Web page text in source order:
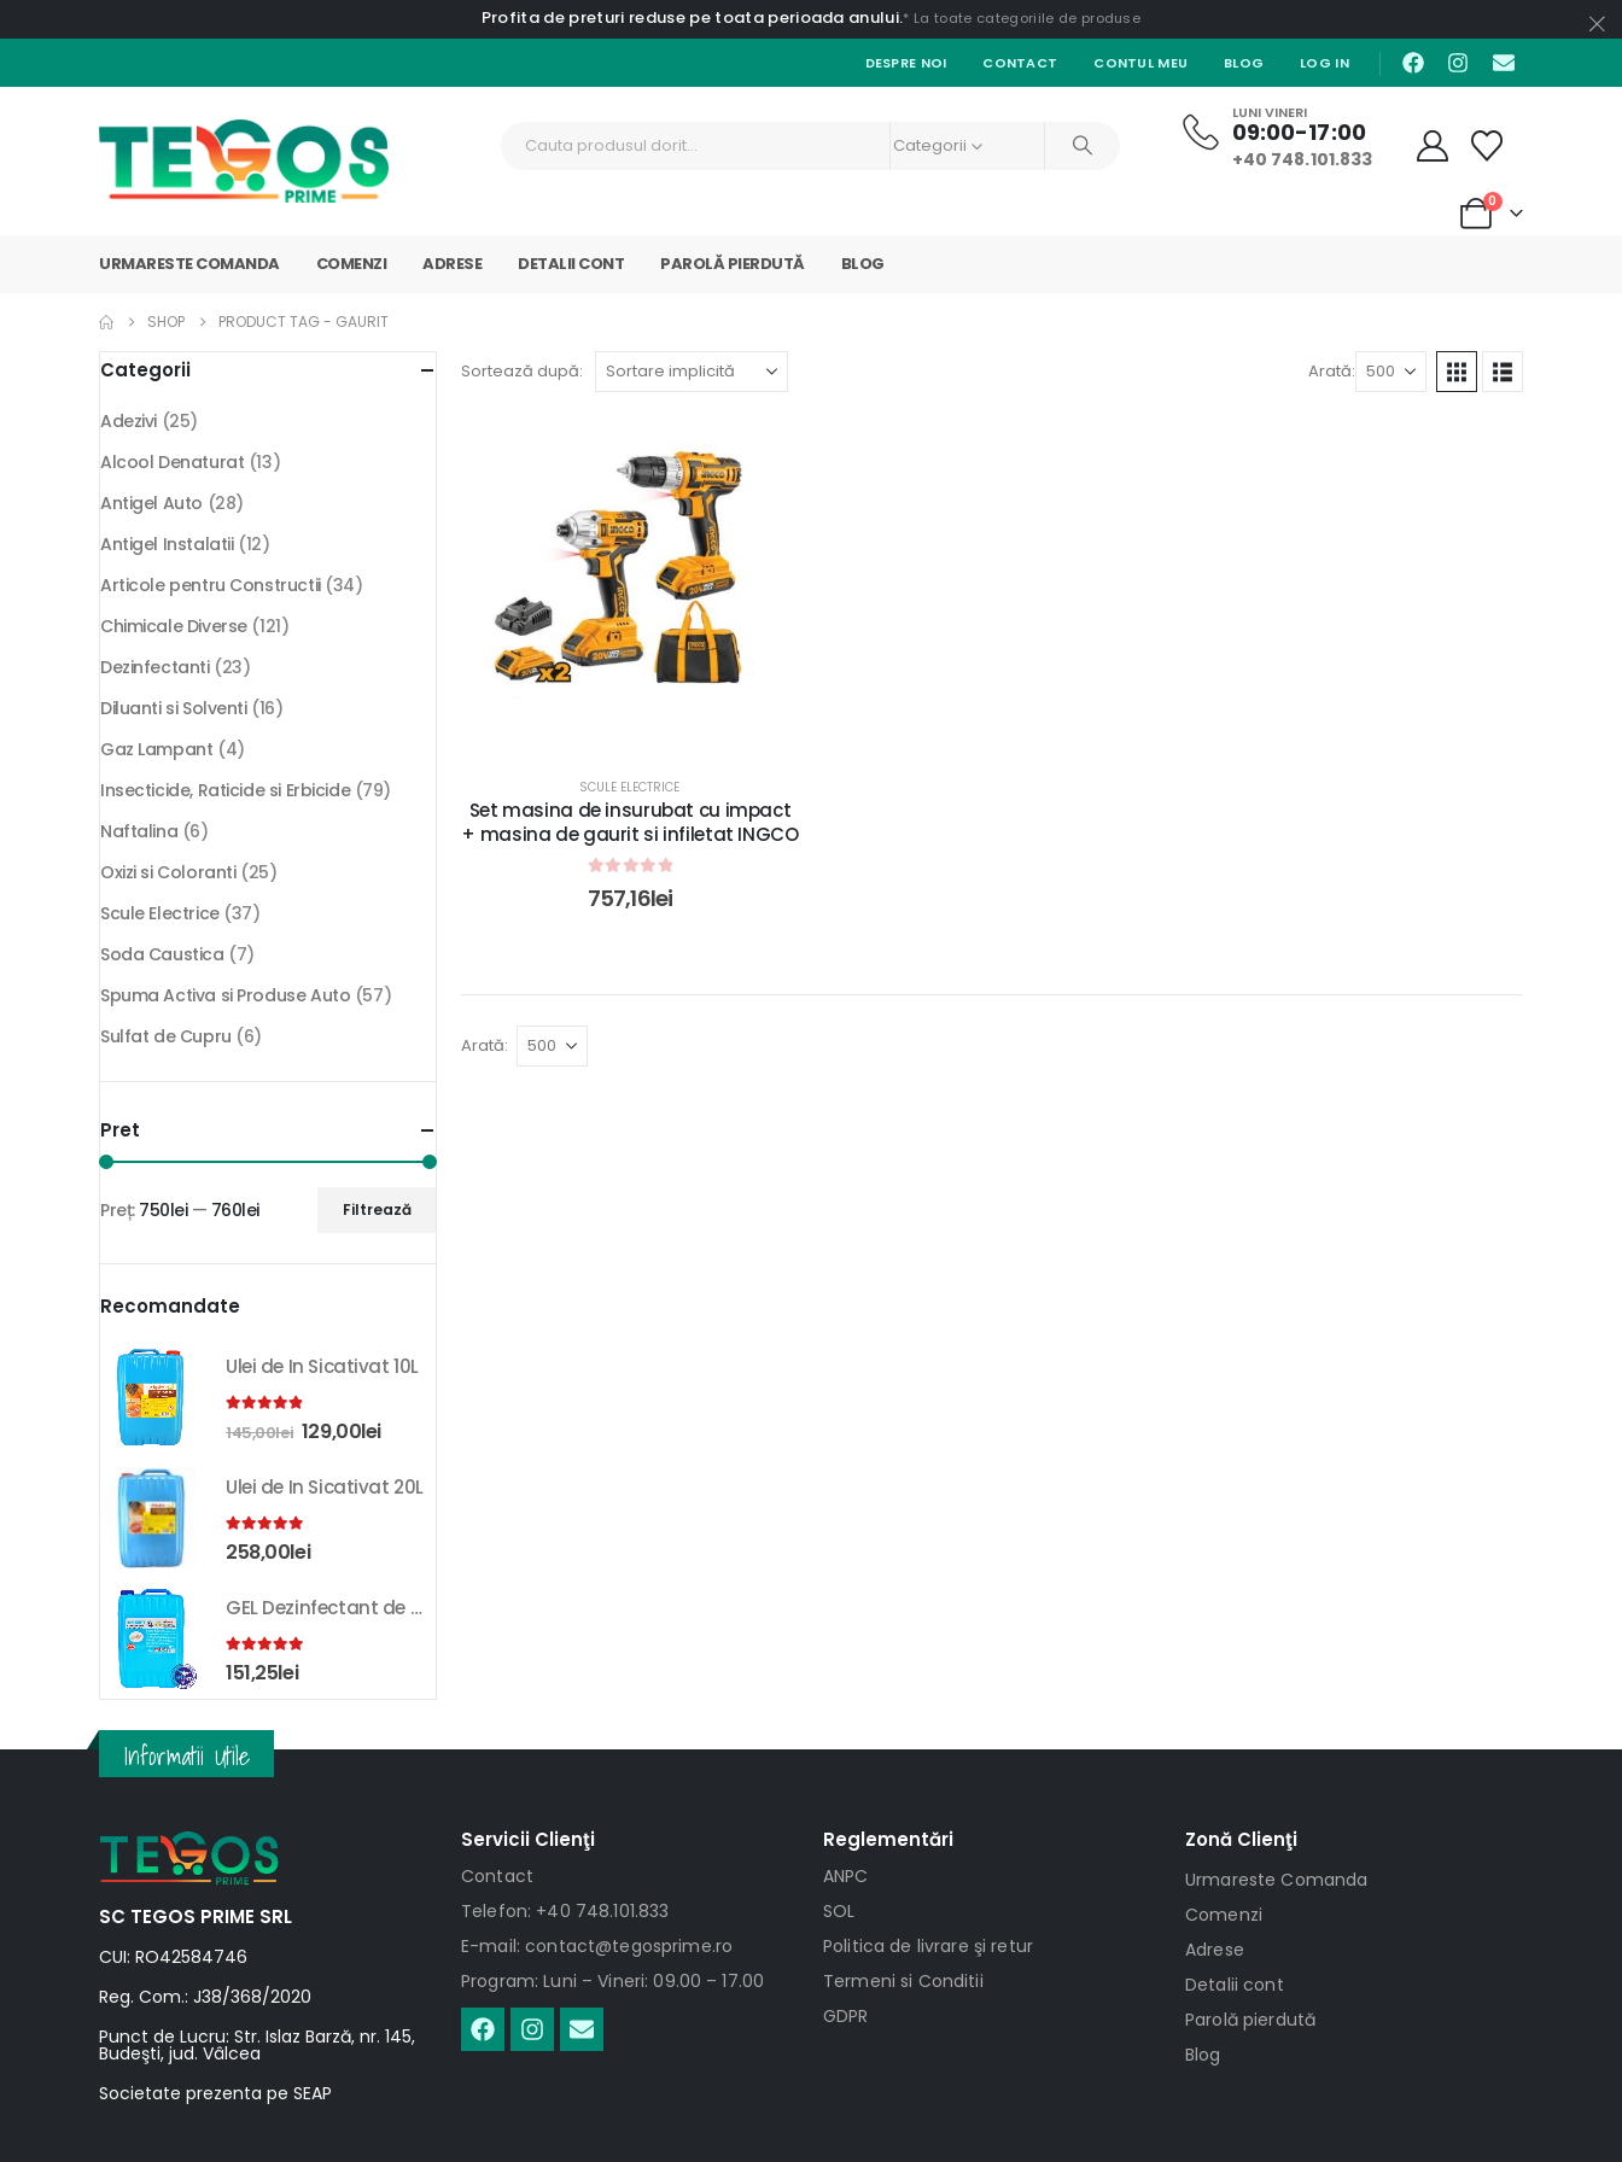
Profita de preturi reduse pe toata perioada anului.* La toate categoriile de produse
DESPRE NOI CONTACT CONTUL MEU BLOG LOG IN
Categorii
LUNI VINERI
09:00-17:00
+40 748.101.833
0
URMARESTE COMANDA COMENZI ADRESE DETALII CONT PAROLĂ PIERDUTĂ BLOG
SHOP PRODUCT TAG - GAURIT
Sortează după: Arată:
SCULE ELECTRICE
Set masina de insurubat cu impact
+ masina de gaurit si infiletat INGCO
out of 5
757,16lei
Arată:
Categorii
Adezivi (25)
Alcool Denaturat (13)
Antigel Auto (28)
Antigel Instalatii (12)
Articole pentru Constructii (34)
Chimicale Diverse (121)
Dezinfectanti (23)
Diluanti si Solventi (16)
Gaz Lampant (4)
Insecticide, Raticide si Erbicide (79)
Naftalina (6)
Oxizi si Coloranti (25)
Scule Electrice (37)
Soda Caustica (7)
Spuma Activa si Produse Auto (57)
Sulfat de Cupru (6)
Pret
Filtrează
Preț: 750lei— 760lei
Recomandate
Ulei de In Sicativat 10L
out of 5
145,00lei 129,00lei
Ulei de In Sicativat 20L
5.00out of 5
258,00lei
GEL Dezinfectant de Maini K-SEPT 10L
5.00out of 5
151,25lei
Informatii Utile
SC TEGOS PRIME SRL
CUI: RO42584746
Reg. Com.: J38/368/2020
Punct de Lucru: Str. Islaz Barză, nr. 145,
Budeşti, jud. Vâlcea
Societate prezenta pe SEAP
Servicii Clienţi
Contact
Telefon: +40 748.101.833
E-mail: contact@tegosprime.ro
Program: Luni – Vineri: 09.00 – 17.00
Reglementări
ANPC
SOL
Politica de livrare şi retur
Termeni si Conditii
GDPR
Zonă Clienţi
Urmareste Comanda
Comenzi
Adrese
Detalii cont
Parolă pierdută
Blog